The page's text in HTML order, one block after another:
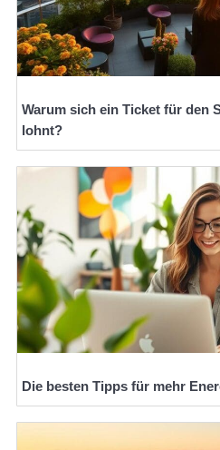
Warum sich ein Ticket für den
lohnt?
Die besten Tipps für mehr